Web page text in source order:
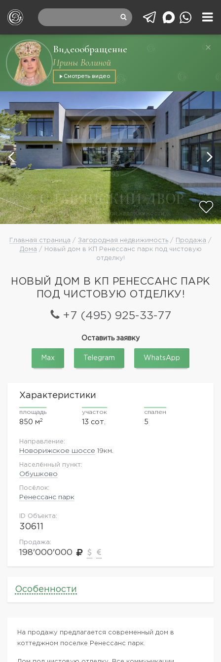
Видеообращение
Ирины Волиной
Смотреть видео
Главная страница / Загородная недвижимость / Продажа /
Дома / Новый дом в КП Ренессанс парк под чистовую
отделку!
НОВЫЙ ДОМ В КП РЕНЕССАНС ПАРК
ПОД ЧИСТОВУЮ ОТДЕЛКУ!
+7 (495) 925-33-77
Оставить заявку
Max Telegram WhatsApp
Характеристики
площадь
850 м2
участок
13 сот.
спален
5
Направление:
Новорижское шоссе 19км.
Населённый пункт:
Обушково
Посёлок:
Ренессанс парк
ID Объекта:
30611
Продажа:
198'000'000
Особенности
На продажу предлагается современный дом в
коттеджном поселке Ренессанс парк.